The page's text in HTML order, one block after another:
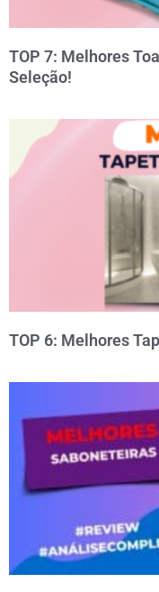
TOP 7: Melhores
Seleção!
TOP 6: Melhores